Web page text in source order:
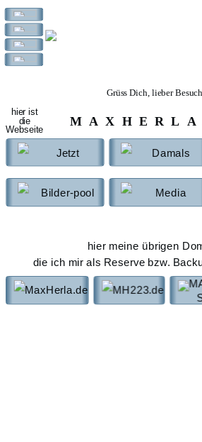
Grüss Dich, lieber
hier ist
die
Webseite
Jetzt Damals
Bilder-pool Media
hier meine übrigen
die ich mir als Reserve bzw.
MaxHerla.de MH223.de